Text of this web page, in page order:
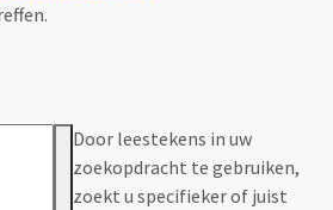
Door leestekens in uw
zoekopdracht te gebruiken,
zoekt u specifieker of juist